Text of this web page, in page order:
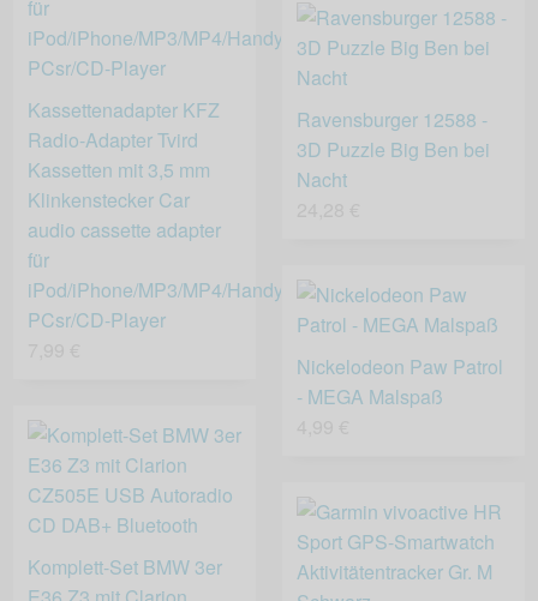
Kassettenadapter KFZ
Radio-Adapter Tvird
Kassetten mit 3,5 mm
Klinkenstecker Car
audio cassette adapter
für
iPod/iPhone/MP3/MP4/Handys/Smartphones/Tablet-
PCsr/CD-Player
Ravensburger 12588 -
3D Puzzle Big Ben bei
Nacht
Nickelodeon Paw Patrol
- MEGA Malspaß
Komplett-Set BMW 3er